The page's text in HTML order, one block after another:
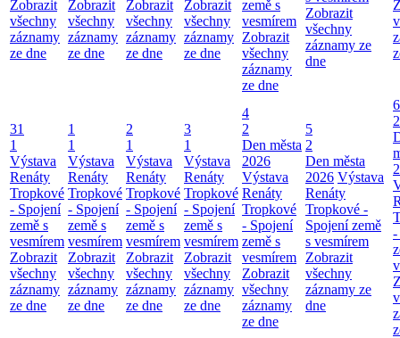
Zobrazit
všechny
záznamy
ze dne
Zobrazit
všechny
záznamy
ze dne
Zobrazit
všechny
záznamy
ze dne
Zobrazit
všechny
záznamy
ze dne
země s
vesmírem
Zobrazit
všechny
záznamy
ze dne
Zobrazit
všechny
záznamy ze
dne
31
1
Výstava
Renáty
Tropkové
- Spojení
země s
vesmírem
Zobrazit
všechny
záznamy
ze dne
1
1
Výstava
Renáty
Tropkové
- Spojení
země s
vesmírem
Zobrazit
všechny
záznamy
ze dne
2
1
Výstava
Renáty
Tropkové
- Spojení
země s
vesmírem
Zobrazit
všechny
záznamy
ze dne
3
1
Výstava
Renáty
Tropkové
- Spojení
země s
vesmírem
Zobrazit
všechny
záznamy
ze dne
4
2
Den města
2026
Výstava
Renáty
Tropkové
- Spojení
země s
vesmírem
Zobrazit
všechny
záznamy
ze dne
5
2
Den města
2026 Výstava
Renáty
Tropkové -
Spojení země
s vesmírem
Zobrazit
všechny
záznamy ze
dne
6
2
-